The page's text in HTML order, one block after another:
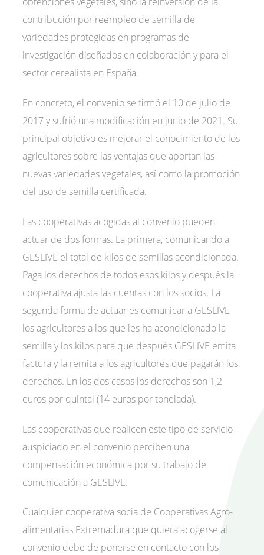
contribución por reempleo de semilla de
variedades protegidas en programas de
investigación diseñados en colaboración y para el
sector cerealista en España.
En concreto, el convenio se firmó el 10 de julio de
2017 y sufrió una modificación en junio de 2021. Su
principal objetivo es mejorar el conocimiento de los
agricultores sobre las ventajas que aportan las
nuevas variedades vegetales, así como la promoción
del uso de semilla certificada.
Las cooperativas acogidas al convenio pueden
actuar de dos formas. La primera, comunicando a
GESLIVE el total de kilos de semillas acondicionada.
Paga los derechos de todos esos kilos y después la
cooperativa ajusta las cuentas con los socios. La
segunda forma de actuar es comunicar a GESLIVE
los agricultores a los que les ha acondicionado la
semilla y los kilos para que después GESLIVE emita
factura y la remita a los agricultores que pagarán los
derechos. En los dos casos los derechos son 1,2
euros por quintal (14 euros por tonelada).
Las cooperativas que realicen este tipo de servicio
auspiciado en el convenio perciben una
compensación económica por su trabajo de
comunicación a GESLIVE.
Cualquier cooperativa socia de Cooperativas Agro-
alimentarias Extremadura que quiera acogerse al
convenio debe de ponerse en contacto con los